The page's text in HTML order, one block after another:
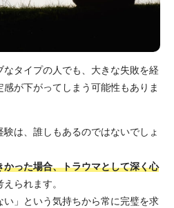
タイプの人でも、大きな失敗を経
が下がってしまう可能性もありま
は、誰しもあるのではないでしょ
かった場合、トラウマとして深く心
られます。
い」という気持ちから常に完璧を求